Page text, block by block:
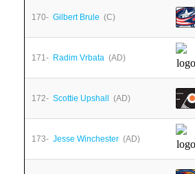
170- Gilbert Brule (C)
171- Radim Vrbata (AD)
172- Scottie Upshall (AD)
173- Jesse Winchester (AD)